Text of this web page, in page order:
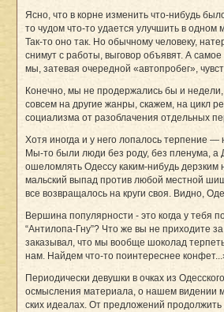
Ясно, что в корне изменить что-нибудь
то чудом что-то удается улучшить в одном
Так-то оно так. Но обычному человеку,
снимут с работы, выговор объявят. А
мы, затевая очередной «автопробег»,
Конечно, мы не продержались бы и недели,
совсем на другие жанры, скажем, на цикл
социализма от разоблачения отдельных
Хотя иногда и у него лопалось терпение —
Мы-то были люди без роду, без пленума, а
ошеломлять Одессу каким-нибудь дерзким
мальский выпад против любой местной
все возвращалось на круги своя. Видно,
Вершина популярности - это когда у тебя
“Антилопа-Гну”? Что же вы не приходите
заказывал, что мы вообще шоколад
нам. Найдем что-то поинтереснее
Периодически девушки в очках из
осмысления материала, о нашем видении
ских идеалах. От предложений